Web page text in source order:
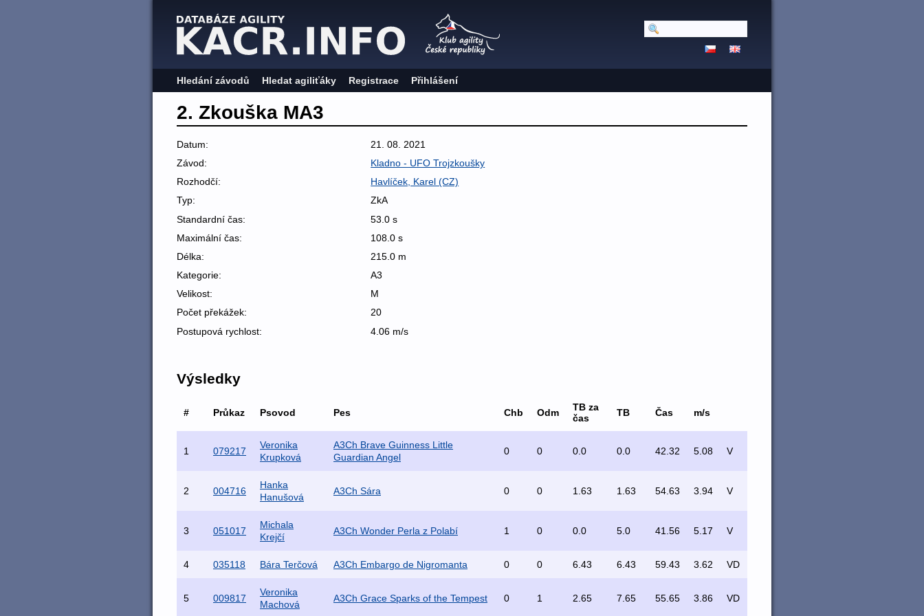
Hledání závodů Hledat agiliťáky Registrace Přihlášení
2. Zkouška MA3
Datum:
21. 08. 2021
Závod:
Kladno - UFO Trojzkoušky
Rozhodčí:
Havlíček, Karel (CZ)
Typ:
ZkA
Standardní čas:
53.0 s
Maximální čas:
108.0 s
Délka:
215.0 m
Kategorie:
A3
Velikost:
M
Počet překážek:
20
Postupová rychlost:
4.06 m/s
Výsledky
# Průkaz Psovod Pes Chb Odm
TB za
čas
TB Čas m/s
1 079217
Veronika
Krupková
A3Ch Brave Guinness Little
Guardian Angel
0 0 0.0 0.0 42.32 5.08 V
2 004716
Hanka
Hanušová
A3Ch Sára 0 0 1.63 1.63 54.63 3.94 V
3 051017
Michala
Krejčí
A3Ch Wonder Perla z Polabí 1 0 0.0 5.0 41.56 5.17 V
4 035118 Bára Terčová A3Ch Embargo de Nigromanta 0 0 6.43 6.43 59.43 3.62 VD
5 009817
Veronika
Machová
A3Ch Grace Sparks of the Tempest 0 1 2.65 7.65 55.65 3.86 VD